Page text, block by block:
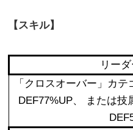
【スキル】
リー
「クロスオーバー」カ
DEF77%UP、 または技